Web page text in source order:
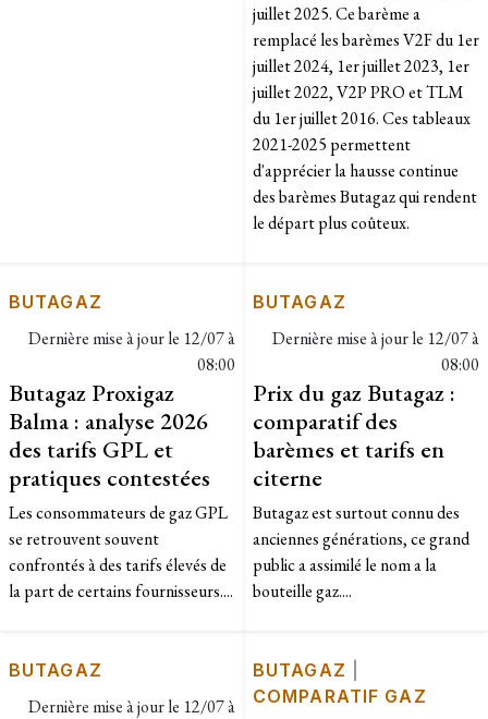
juillet 2025. Ce barème a
remplacé les barèmes V2F du 1er
juillet 2024, 1er juillet 2023, 1er
juillet 2022, V2P PRO et TLM
du 1er juillet 2016. Ces tableaux
2021-2025 permettent
d'apprécier la hausse continue
des barèmes Butagaz qui rendent
le départ plus coûteux.
BUTAGAZ
Dernière mise à jour le 12/07 à
08:00
Butagaz Proxigaz
Balma : analyse 2026
des tarifs GPL et
pratiques contestées
Les consommateurs de gaz GPL
se retrouvent souvent
confrontés à des tarifs élevés de
la part de certains fournisseurs....
BUTAGAZ
Dernière mise à jour le 12/07 à
08:00
Prix du gaz Butagaz :
comparatif des
barèmes et tarifs en
citerne
Butagaz est surtout connu des
anciennes générations, ce grand
public a assimilé le nom a la
bouteille gaz....
BUTAGAZ
Dernière mise à jour le 12/07 à
BUTAGAZ
COMPARATIF GAZ